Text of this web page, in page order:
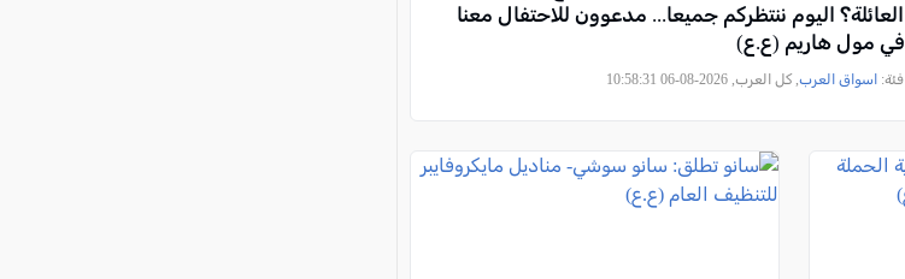
العائلة؟ اليوم ننتظركم جميعا... مدعوون للاحتفال معنا
في مول هاريم (ع.ع)
فئة: اسواق العرب, كل العرب, 2026-08-06 10:58:31